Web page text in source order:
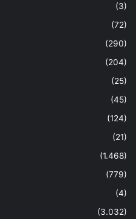
(3)
(72)
(290)
(204)
(25)
(45)
(124)
(21)
(1.468)
(779)
(4)
(3.032)